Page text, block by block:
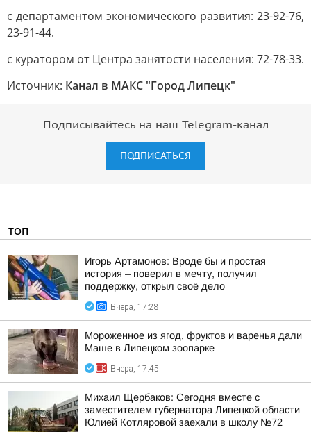
с департаментом экономического развития: 23-92-76,
23-91-44.
с куратором от Центра занятости населения: 72-78-33.
Источник: Канал в МАКС "Город Липецк"
Подписывайтесь на наш Telegram-канал
ПОДПИСАТЬСЯ
ТОП
Игорь Артамонов: Вроде бы и простая
история – поверил в мечту, получил
поддержку, открыл своё дело
Вчера, 17:28
Мороженное из ягод, фруктов и варенья дали
Маше в Липецком зоопарке
Вчера, 17:45
Михаил Щербаков: Сегодня вместе с
заместителем губернатора Липецкой области
Юлией Котляровой заехали в школу №72